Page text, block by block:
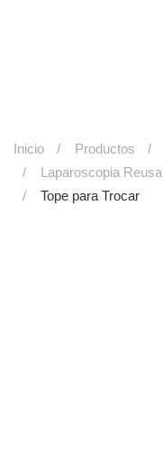
Inicio Productos
Laparoscopia
Tope para Trocar